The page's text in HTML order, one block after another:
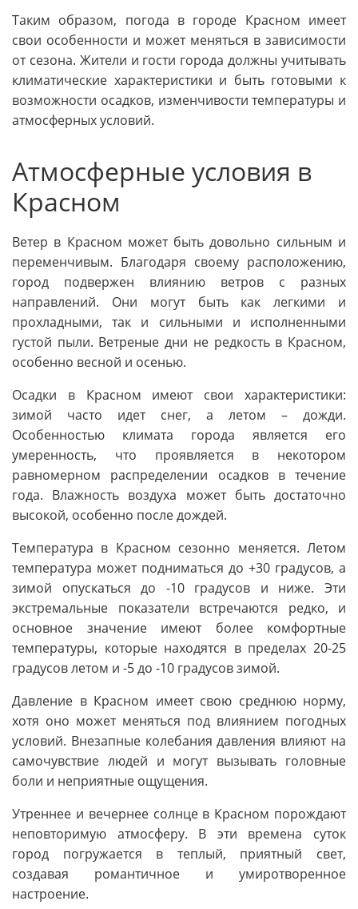
Таким образом, погода в городе Красном имеет
свои особенности и может меняться в зависимости
от сезона. Жители и гости города должны учитывать
климатические характеристики и быть готовыми к
возможности осадков, изменчивости температуры и
атмосферных условий.
Атмосферные условия в
Красном
Ветер в Красном может быть довольно сильным и
переменчивым. Благодаря своему расположению,
город подвержен влиянию ветров с разных
направлений. Они могут быть как легкими и
прохладными, так и сильными и исполненными
густой пыли. Ветреные дни не редкость в Красном,
особенно весной и осенью.
Осадки в Красном имеют свои характеристики:
зимой часто идет снег, а летом – дожди.
Особенностью климата города является его
умеренность, что проявляется в некотором
равномерном распределении осадков в течение
года. Влажность воздуха может быть достаточно
высокой, особенно после дождей.
Температура в Красном сезонно меняется. Летом
температура может подниматься до +30 градусов, а
зимой опускаться до -10 градусов и ниже. Эти
экстремальные показатели встречаются редко, и
основное значение имеют более комфортные
температуры, которые находятся в пределах 20-25
градусов летом и -5 до -10 градусов зимой.
Давление в Красном имеет свою среднюю норму,
хотя оно может меняться под влиянием погодных
условий. Внезапные колебания давления влияют на
самочувствие людей и могут вызывать головные
боли и неприятные ощущения.
Утреннее и вечернее солнце в Красном порождают
неповторимую атмосферу. В эти времена суток
город погружается в теплый, приятный свет,
создавая романтичное и умиротворенное
настроение.